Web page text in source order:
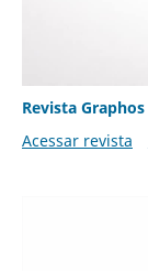
Revista Graphos
Acessar revista